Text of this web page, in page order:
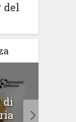
del
di